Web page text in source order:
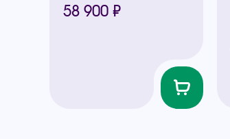
58 900 ₽